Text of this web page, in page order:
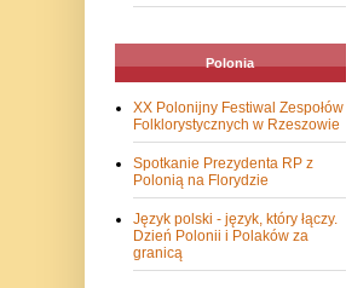
Polonia
XX Polonijny Festiwal Zespołów
Folklorystycznych w Rzeszowie
Spotkanie Prezydenta RP z
Polonią na Florydzie
Język polski - język, który łączy.
Dzień Polonii i Polaków za
granicą